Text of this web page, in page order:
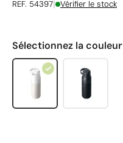
REF. 54397| Vérifier le stock
Sélectionnez la couleur